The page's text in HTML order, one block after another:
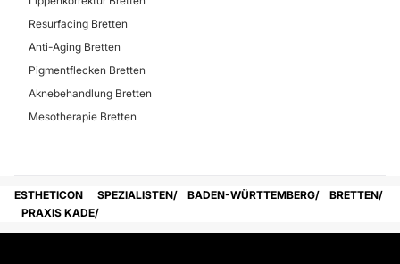
Hier steht die persönliche Betreuung im Vordergrund,
sodass jeder Patient Schritt für Schritt zu einem
natürlichen, frischen und jugendlichen Aussehen
begleitet wird.
Möglichkeit der Videokonsultation:
11 Jahre
Resurfacing Bretten
Anti-Aging Bretten
Pigmentflecken Bretten
Aknebehandlung Bretten
Mesotherapie Bretten
ESTHETICON SPEZIALISTEN BADEN-WÜRTTEMBERG
BRETTEN
PRAXIS KADE